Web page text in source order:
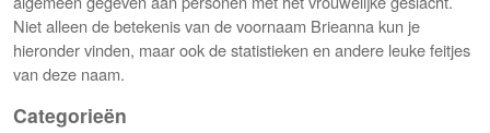
Niet alleen de betekenis van de voornaam Brieanna kun je
hieronder vinden, maar ook de statistieken en andere leuke feitjes
van deze naam.
Categorieën